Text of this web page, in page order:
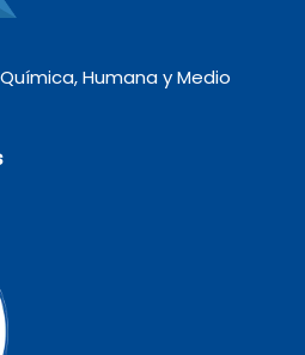
Humana y Medio